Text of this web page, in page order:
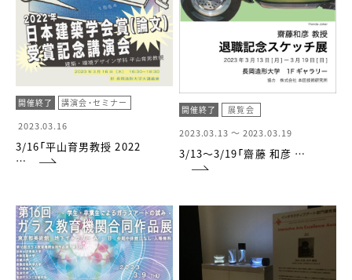
開催終了 講演会・セミナー
2023.03.16
3/16「平山育男教授 2022
…
開催終了 展覧会
2023.03.13 ～ 2023.03.19
3/13～3/19「齋藤 和彦 …